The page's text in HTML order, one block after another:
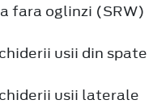
fara oglinzi (SRW)
usii din spate
usii laterale